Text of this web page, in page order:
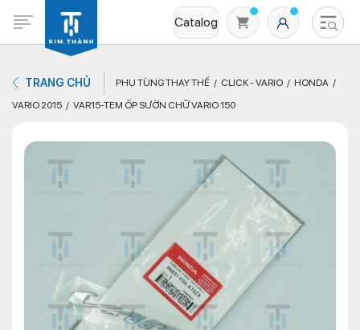
Catalog
Không có sản phẩm nào trong giỏ hàng
TRANG CHỦ PHỤ TÙNG THAY THẾ CLICK - VARIO
HONDA
VARIO 2015
VAR15-TEM ỐP SƯỜN CHỮ VARIO 150